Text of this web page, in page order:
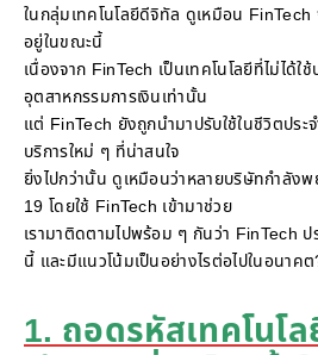
ในกลุ่มเทคโนโลยีดีจิทัล ดูเหมือน FinTech
อยู่ในขณะนี้
เนื่องจาก FinTech เป็นเทคโนโลยีที่ไม่ได้ใช้
อุตสาหกรรมการเงินเท่านั้น
แต่ FinTech ยังถูกนำมาปรับใช้ในชีวิตประ
บริการใหม่ ๆ ที่น่าสนใจ
ยิ่งไปกว่านั้น ดูเหมือนว่าหลายบริษัทกำลัง
19 โดยใช้ FinTech เข้ามาช่วย
เรามาติดตามไปพร้อม ๆ กันว่า FinTech ป
นี้ และมีแนวโน้มเป็นอย่างไรต่อไปในอนาค
1. ถอดรหัสเทคโนโล